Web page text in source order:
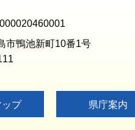
市鴨池新町10番1号
プ 県庁案内